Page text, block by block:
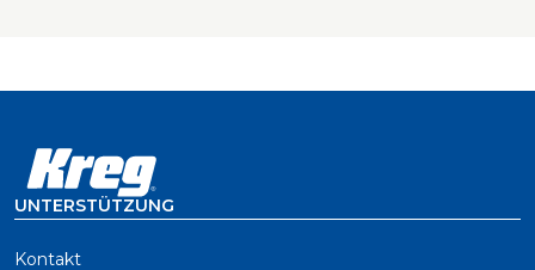
UNTERSTÜTZUNG
Kontakt